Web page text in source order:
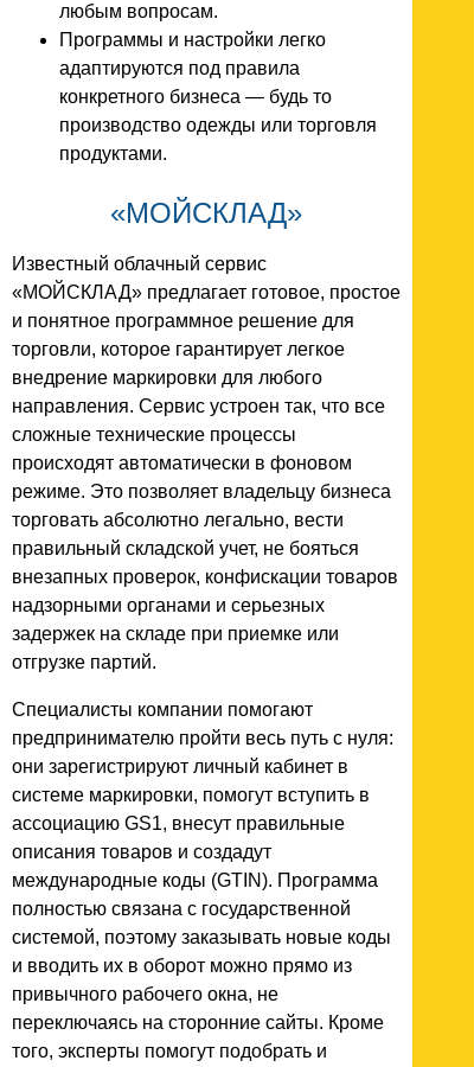
любым вопросам.
Программы и настройки легко
адаптируются под правила
конкретного бизнеса — будь то
производство одежды или торговля
продуктами.
«МОЙСКЛАД»
Известный облачный сервис
«МОЙСКЛАД» предлагает готовое, простое
и понятное программное решение для
торговли, которое гарантирует легкое
внедрение маркировки для любого
направления. Сервис устроен так, что все
сложные технические процессы
происходят автоматически в фоновом
режиме. Это позволяет владельцу бизнеса
торговать абсолютно легально, вести
правильный складской учет, не бояться
внезапных проверок, конфискации товаров
надзорными органами и серьезных
задержек на складе при приемке или
отгрузке партий.
Специалисты компании помогают
предпринимателю пройти весь путь с нуля:
они зарегистрируют личный кабинет в
системе маркировки, помогут вступить в
ассоциацию GS1, внесут правильные
описания товаров и создадут
международные коды (GTIN). Программа
полностью связана с государственной
системой, поэтому заказывать новые коды
и вводить их в оборот можно прямо из
привычного рабочего окна, не
переключаясь на сторонние сайты. Кроме
того, эксперты помогут подобрать и